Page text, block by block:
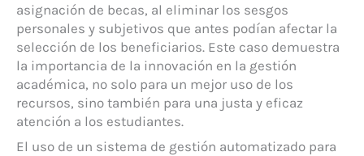
asignación de becas, al eliminar los sesgos
personales y subjetivos que antes podían afectar la
selección de los beneficiarios. Este caso demuestra
la importancia de la innovación en la gestión
académica, no solo para un mejor uso de los
recursos, sino también para una justa y eficaz
atención a los estudiantes.
El uso de un sistema de gestión automatizado para